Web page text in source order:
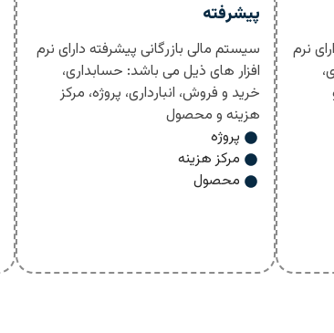
نرم
پیشرفته
سیستم مالی بازرگانی پیشرفته دارای نرم
افزار های ذیل می باشد: حسابداری،
خرید و فروش، انبارداری، پروژه، مرکز
هزینه و محصول
پروژه
مرکز هزینه
محصول